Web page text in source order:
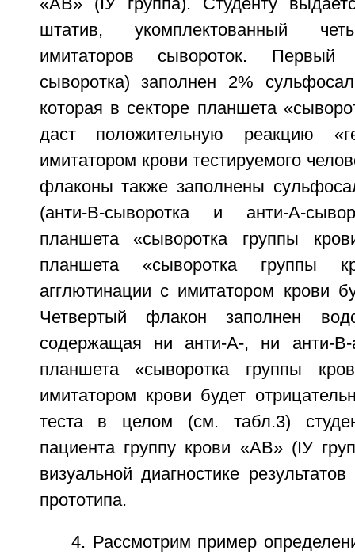
«AB» (IУ группа). Студенту
штатив, укомплектованный
имитаторов сывороток. Первый
сыворотка) заполнен 2%
которая в секторе планшета
даст положительную реакцию
имитатором крови тестируемого
флаконы также заполнены
(анти-B-сыворотка и анти-A-
планшета «сыворотка группы
планшета «сыворотка группы
агглютинации с имитатором крови
Четвертый флакон заполнен
содержащая ни анти-A-, ни анти-B-
планшета «сыворотка группы
имитатором крови будет
теста в целом (см. табл.3)
пациента группу крови «АВ» (IУ
визуальной диагностике
прототипа.
4. Рассмотрим пример